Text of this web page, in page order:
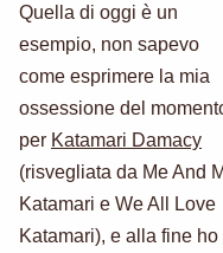
Quella di oggi è un
esempio, non sapevo
come esprimere la mia
ossessione del
per Katamari Damacy
(risvegliata da Me And
Katamari e We All Love
Katamari), e alla fine ho